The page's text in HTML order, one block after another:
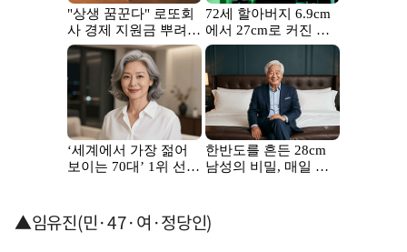
▲임유진(민·47·여·정당인)